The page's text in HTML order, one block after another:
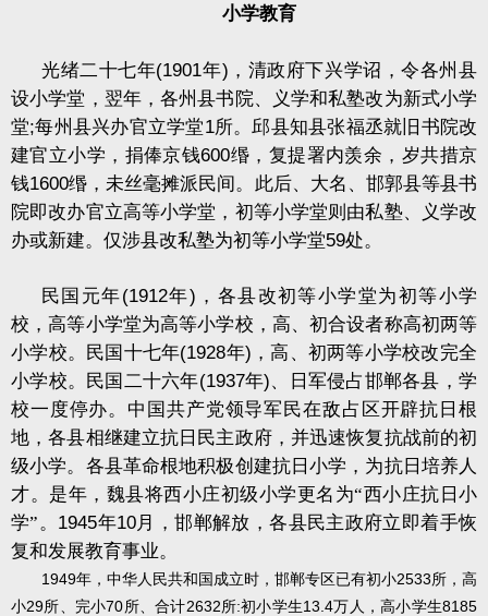
小学教育
光绪二十七年(1901年) ，清政府下兴学诏，令各州县
设小学堂，翌年，各州县书院、义学和私塾改为新式小学
堂;每州县兴办官立学堂1所。邱县知县张福丞就旧书院改
建官立小学，捐俸京钱600缗，复提署内羡余，岁共措京
钱1600缗，未丝毫摊派民间。此后、大名、邯郭县等县书
院即改办官立高等小学堂，初等小学堂则由私塾、义学改
办或新建。仅涉县改私塾为初等小学堂59处。
民国元年(1912年) ，各县改初等小学堂为初等小学
校，高等小学堂为高等小学校，高、初合设者称高初两等
小学校。民国十七年(1928年) ，高、初两等小学校改完全
小学校。民国二十六年(1937年)、日军侵占邯郸各县，学
校一度停办。中国共产党领导军民在敌占区开辟抗日根
地，各县相继建立抗日民主政府，并迅速恢复抗战前的初
级小学。各县革命根地积极创建抗日小学，为抗日培养人
才。是年，魏县将西小庄初级小学更名为“西小庄抗日小
学”。 1945年10月，邯郸解放，各县民主政府立即着手恢
复和发展教育事业。
1949年，中华人民共和国成立时，邯郸专区已有初小2533所，高
小29所、完小70所、合计2632所:初小学生13.4万人，高小学生8185